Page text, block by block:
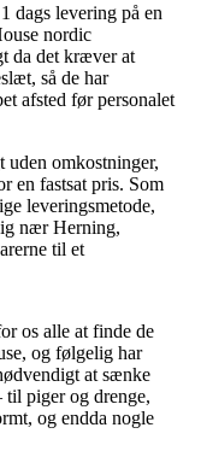
dags levering på en
nordic
da det kræver at
så de har
afsted før personalet
omkostninger,
en fastsat pris. Som
leveringsmetode,
nær Herning,
til et
os alle at finde de
og følgelig har
at sænke
til piger og drenge,
og endda nogle